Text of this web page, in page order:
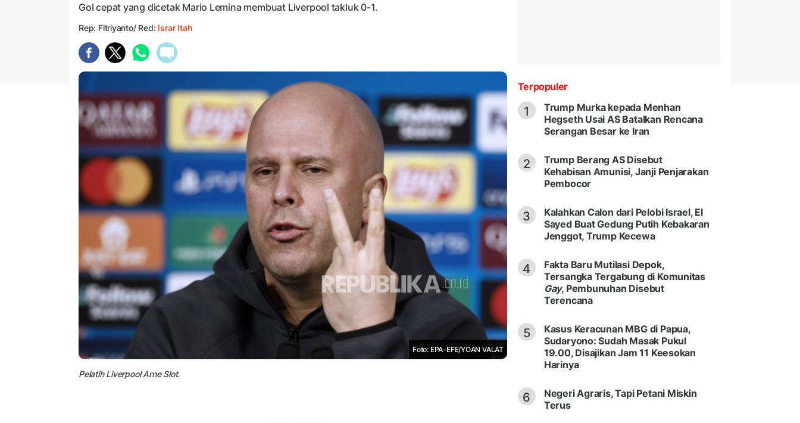
Gol cepat yang dicetak Mario Lemina membuat Liverpool takluk 0-1.
Rep: Fitriyanto/ Red: Israr Itah
Foto: EPA-EFE/YOAN VALAT
Pelatih Liverpool Arne Slot.
Terpopuler
1
Trump Murka kepada Menhan
Hegseth Usai AS Batalkan Rencana
Serangan Besar ke Iran
2
Trump Berang AS Disebut
Kehabisan Amunisi, Janji Penjarakan
Pembocor
3
Kalahkan Calon dari Pelobi Israel, El
Sayed Buat Gedung Putih Kebakaran
Jenggot, Trump Kecewa
4
Fakta Baru Mutilasi Depok,
Tersangka Tergabung di Komunitas
Gay, Pembunuhan Disebut
Terencana
5
Kasus Keracunan MBG di Papua,
Sudaryono: Sudah Masak Pukul
19.00, Disajikan Jam 11 Keesokan
Harinya
6
Negeri Agraris, Tapi Petani Miskin
Terus